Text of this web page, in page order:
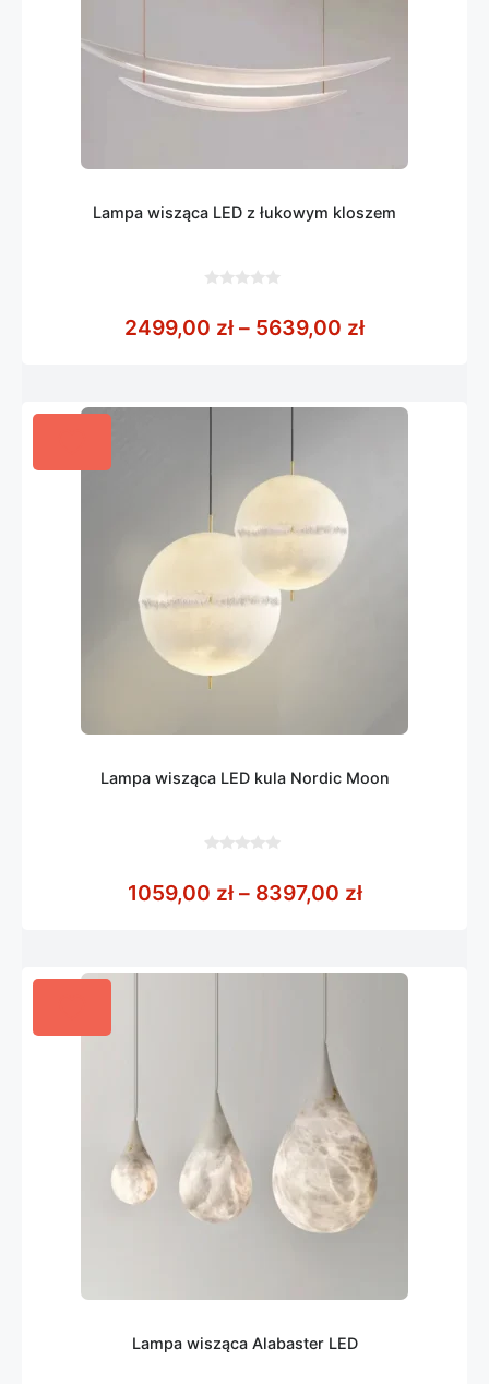
Lampa wisząca LED z łukowym kloszem
5
2499,00 zł – 5639,00 złZakres cen:
Lampa wisząca LED kula Nordic Moon
5
1059,00 zł – 8397,00 złZakres cen:
Lampa wisząca Alabaster LED